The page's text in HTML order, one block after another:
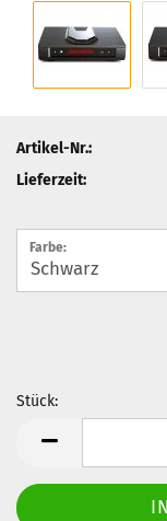
Artikel-Nr.:
Lieferzeit:
Farbe:
Stück: